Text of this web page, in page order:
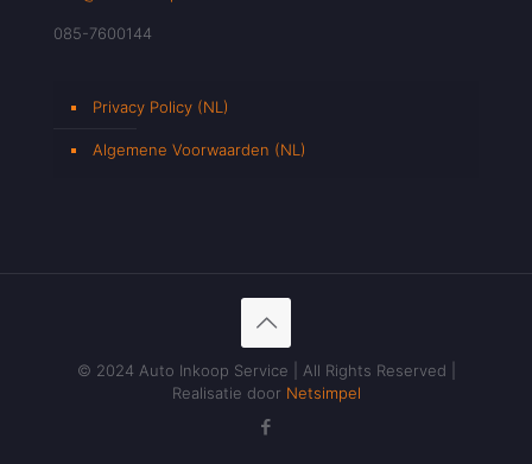
085-7600144
Privacy Policy (NL)
Algemene Voorwaarden (NL)
© 2024 Auto Inkoop Service | All Rights Reserved |
Realisatie door Netsimpel